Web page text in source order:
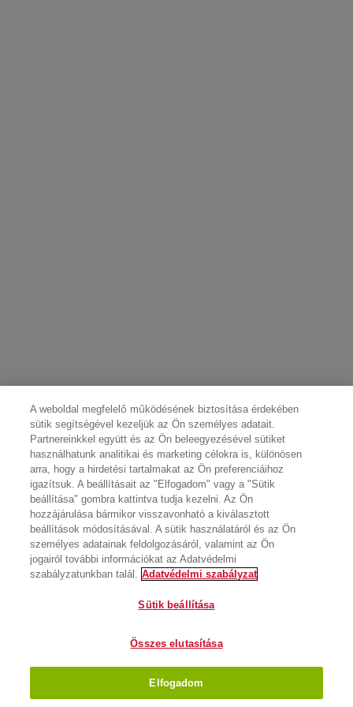
A weboldal megfelelő működésének biztosítása érdekében
sütik segítségével kezeljük az Ön személyes adatait.
Partnereinkkel együtt és az Ön beleegyezésével sütiket
használhatunk analitikai és marketing célokra is, különösen
arra, hogy a hirdetési tartalmakat az Ön preferenciáihoz
igazítsuk. A beállításait az "Elfogadom" vagy a "Sütik
beállítása" gombra kattintva tudja kezelni. Az Ön
hozzájárulása bármikor visszavonható a kiválasztott
beállítások módosításával. A sütik használatáról és az Ön
személyes adatainak feldolgozásáról, valamint az Ön
jogairól további információkat az Adatvédelmi
szabályzatunkban talál. Adatvédelmi szabályzat
Sütik beállítása
Összes elutasítása
Elfogadom